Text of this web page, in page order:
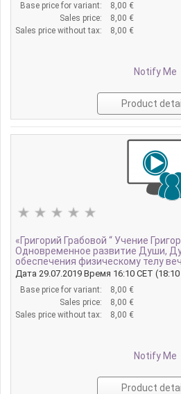
Base price for variant:
8,00 €
Sales price:
8,00 €
Sales price without tax:
8,00 €
Notify Me
Product
«Григорий Грабовой “ Учение
Одновременное развитие Души,
обеспечения физическому телу
Дата 29.07.2019 Время 16:10 CET
Base price for variant:
8,00 €
Sales price:
8,00 €
Sales price without tax:
8,00 €
Notify Me
Product